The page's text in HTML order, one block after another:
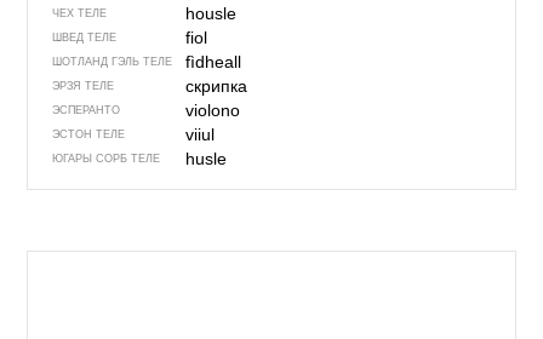
ЧЕХ ТЕЛЕ housle
ШВЕД ТЕЛЕ fiol
ШОТЛАНД ГЭЛЬ ТЕЛЕ fìdheall
ЭРЗЯ ТЕЛЕ скрипка
ЭСПЕРАНТО violono
ЭСТОН ТЕЛЕ viiul
ЮГАРЫ СОРБ ТЕЛЕ husle